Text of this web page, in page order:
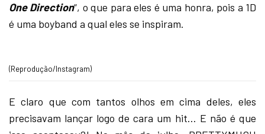
One Direction“, o que para eles é uma honra, pois a 1D
é uma boyband a qual eles se inspiram.
(Reprodução/Instagram)
E claro que com tantos olhos em cima deles, eles
precisavam lançar logo de cara um hit… E não é que